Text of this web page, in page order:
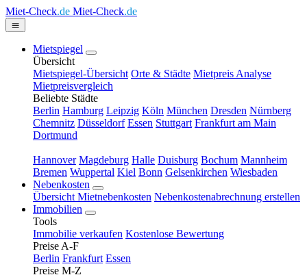
Miet-Check.de Miet-Check.de
Mietspiegel
Übersicht
Mietspiegel-Übersicht Orte & Städte Mietpreis Analyse
Mietpreisvergleich
Beliebte Städte
Berlin Hamburg Leipzig Köln München Dresden Nürnberg
Chemnitz Düsseldorf Essen Stuttgart Frankfurt am Main
Dortmund
Hannover Magdeburg Halle Duisburg Bochum Mannheim
Bremen Wuppertal Kiel Bonn Gelsenkirchen Wiesbaden
Nebenkosten
Übersicht Mietnebenkosten Nebenkostenabrechnung erstellen
Immobilien
Tools
Immobilie verkaufen Kostenlose Bewertung
Preise A-F
Berlin Frankfurt Essen
Preise M-Z